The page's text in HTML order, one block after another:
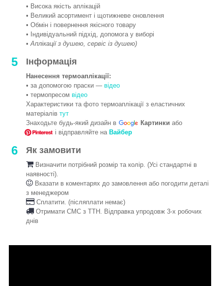
• Висока якість аплікацій
• Великий асортимент і щотижневе оновлення
• Обмін і повернення якісного товару
• Індивідуальний підхід, допомога у виборі
•Аплікації з душею, сервіс із душею)
5 Інформація
Нанесення термоаплікації:
• за допомогою праски — відео
• термопресом відео
Характеристики та фото термоаплікації з еластичних
матеріалів тут
Знаходьте будь-який дизайн в
Картинки або
і відправляйте на Вайбер
6 Як замовити
Визначити потрібний розмір та колір. (Усі стандартні в
наявності).
Вказати в коментарях до замовлення або погодити деталі
з менеджером
Сплатити. (післяплати немає)
Отримати СМС з ТТН. Відправка упродовж 3-х робочих
днів